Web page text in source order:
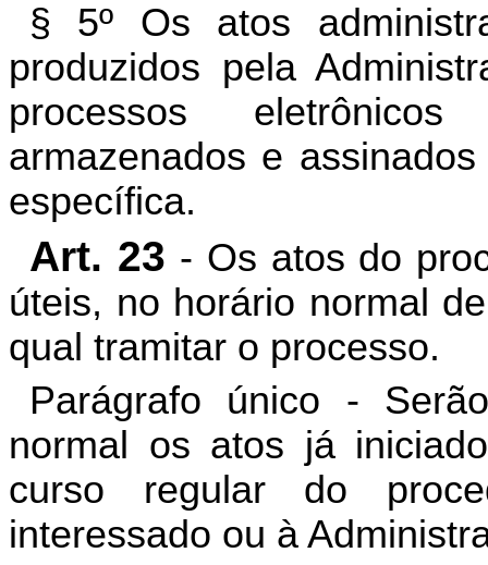
§ 5º Os atos
produzidos pela
processos
armazenados e
específica.
Art. 23 - Os atos do
úteis, no horário normal
qual tramitar o processo.
Parágrafo único -
normal os atos já
curso regular do
interessado ou à